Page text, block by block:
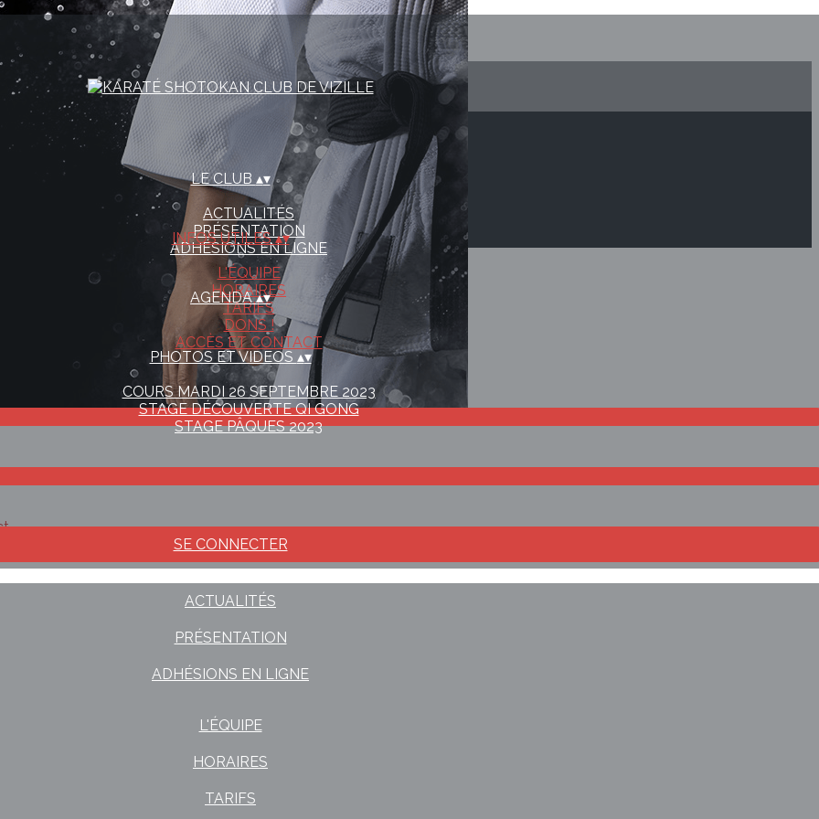
LE CLUB ▴▾
ACTUALITÉS
PRÉSENTATION
ADHÉSIONS EN LIGNE
INFOS UTILES▴▾
L'ÉQUIPE
HORAIRES
TARIFS
DONS !
ACCÈS ET CONTACT
AGENDA▴▾
PHOTOS ET VIDEOS ▴▾
COURS MARDI 26 SEPTEMBRE 2023
STAGE DÉCOUVERTE QI GONG
STAGE PÂQUES 2023
SE CONNECTER
ACTUALITÉS
PRÉSENTATION
ADHÉSIONS EN LIGNE
L'ÉQUIPE
HORAIRES
TARIFS